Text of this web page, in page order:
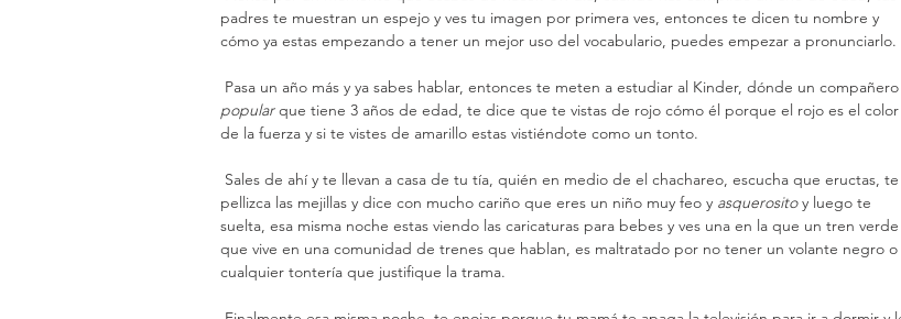
padres te muestran un espejo y ves tu imagen por primera ves, entonces te dicen tu nombre y
cómo ya estas empezando a tener un mejor uso del vocabulario, puedes empezar a pronunciarlo.
Pasa un año más y ya sabes hablar, entonces te meten a estudiar al Kinder, dónde un compañero
popular que tiene 3 años de edad, te dice que te vistas de rojo cómo él porque el rojo es el color
de la fuerza y si te vistes de amarillo estas vistiéndote como un tonto.
pellizca las mejillas y dice con mucho cariño que eres un niño muy feo y asquerosito y luego te
suelta, esa misma noche estas viendo las caricaturas para bebes y ves una en la que un tren verde
que vive en una comunidad de trenes que hablan, es maltratado por no tener un volante negro o
cualquier tontería que justifique la trama.